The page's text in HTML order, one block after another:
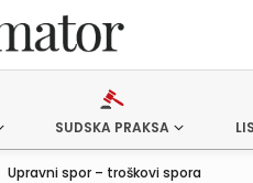
SUDSKA PRAKSA
Upravni spor – troškovi spora